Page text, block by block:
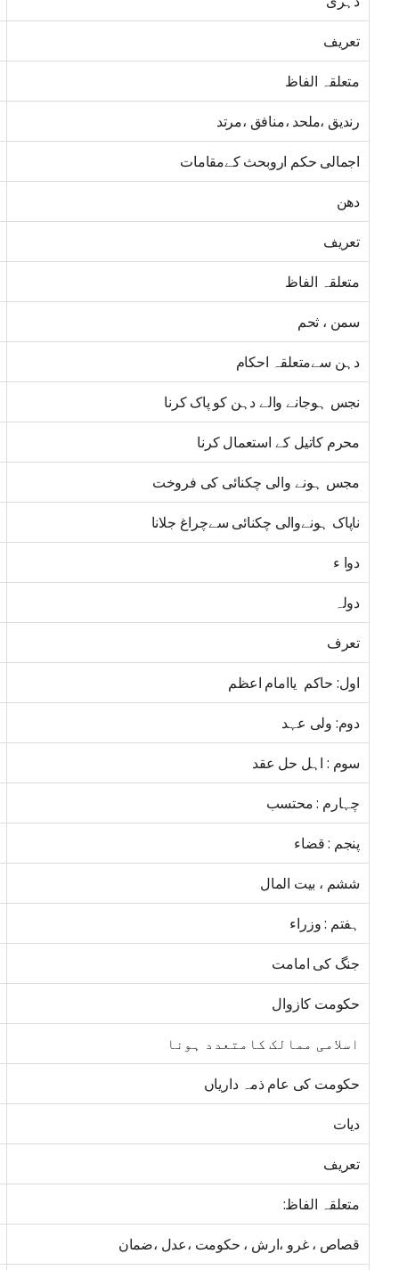
تعریف
متعلقہ الفاظ
رندیق ،ملحد ،منافق ،مرتد
اجمالی حکم اروبحث کےمقامات
دھن
تعریف
متعلقہ الفاظ
سمن ، ثحم
دہن سےمتعلقہ احکام
نجس ہوجانے والے دہن کو پاک کرنا
محرم کاتیل کے استعمال کرنا
مجس ہونے والی چکنائی کی فروخت
ناپاک ہونےوالی چکنائی سےچراغ جلانا
دوا ء
دولہ
تعرف
اول: حاکم یاامام اعظم
دوم: ولی عہد
سوم : اہل حل عقد
چہارم : محتسب
پنجم : قضاء
ششم ، بیت المال
ہفتم : وزراء
جنگ کی امامت
حکومت کازوال
اسلامی ممالک کامتعدد ہونا
حکومت کی عام ذمہ داریاں
دیات
تعریف
متعلقہ الفاظ:
قصاص ، غرو ،ارش ، حکومت ،عدل ،ضمان